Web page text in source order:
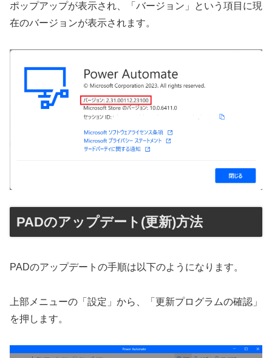
ポップアップが表示され、「バージョン」という項目に現
在のバージョンが表示されます。
PADのアップデート(更新)方法
PADのアップデートの手順は以下のようになります。
上部メニューの「設定」から、「更新プログラムの確認」
を押します。